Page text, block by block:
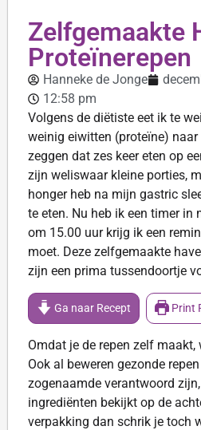
Zelfgemaakte
Proteïnerepen
Hanneke de Jonge
12:58 pm
Volgens de diëtiste eet ik te
weinig eiwitten (proteïne)
zeggen dat zes keer eten op
zijn weliswaar kleine porties,
honger heb na mijn gastric
te eten. Nu heb ik een timer in
om 15.00 uur krijg ik een
moet. Deze zelfgemaakte
zijn een prima tussendoortje
Ga naar Recept Print
Omdat je de repen zelf
Ook al beweren gezonde
zogenaamde verantwoord
ingrediënten bekijkt op de
verpakking dan schrik je toch